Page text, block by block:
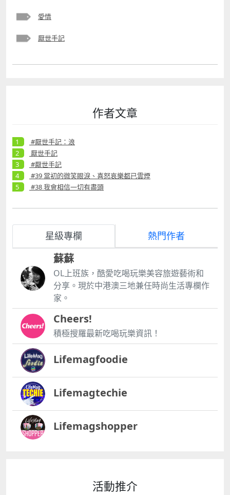
愛情
厭世手記
作者文章
#厭世手記：浪
厭世手記
#厭世手記
#39 當初的微笑眼淚、喜怒哀樂都已雲煙
#38 我會相信一切有盡頭
星級專欄 熱門作者
蘇蘇
OL上班族，酷愛吃喝玩樂美容旅遊藝術和
分享。現於中港澳三地兼任時尚生活專欄作
家。
Cheers!
積極搜羅最新吃喝玩樂資訊！
Lifemagfoodie
Lifemagtechie
Lifemagshopper
活動推介